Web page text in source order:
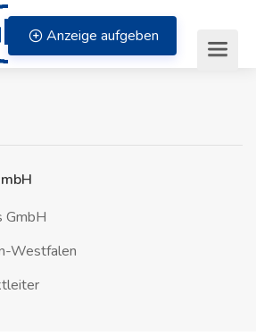
Anzeige aufgeben
GmbH
Westfalen